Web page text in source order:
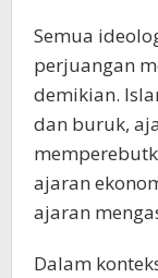
Semua
perjuangan
demikian.
dan buruk,
ajaran
ajaran
Dalam